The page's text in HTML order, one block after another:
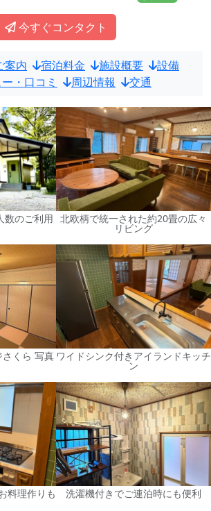
今すぐコンタクト
案内 宿泊料金 施設概要
設備
・口コミ
周辺情報 交通
数のご利用 北欧柄で統一された約20畳の広々
リビング
くら 写真 ワイドシンク付きアイランドキッチ
ン
料理作りも 洗濯機付きでご連泊時にも便利